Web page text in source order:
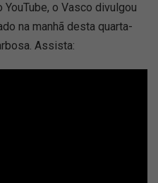
o Vasco divulgou
na manhã desta quarta-
Assista: